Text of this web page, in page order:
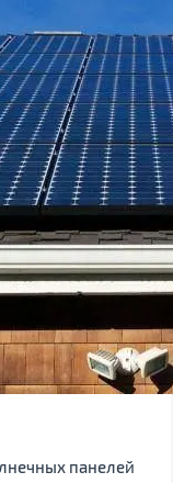
панелей